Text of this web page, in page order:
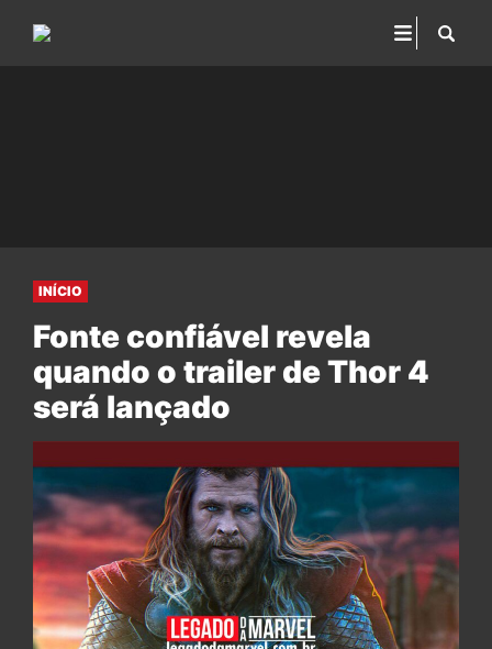
INÍCIO
Fonte confiável revela
quando o trailer de Thor 4
será lançado